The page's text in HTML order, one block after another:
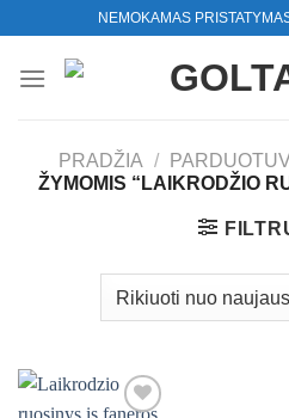
content
NEMOKAMAS
PRADŽIA /
ŽYMOMIS “LAIKRODŽIO